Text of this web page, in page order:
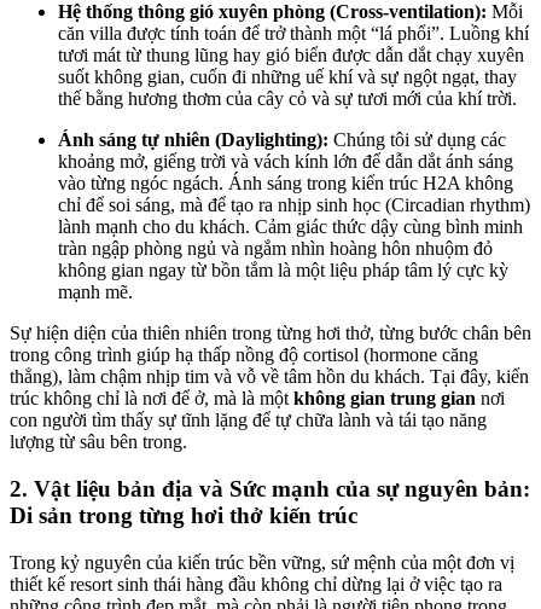
Hệ thống thông gió xuyên phòng (Cross-ventilation): Mỗi
căn villa được tính toán để trở thành một “lá phổi”. Luồng khí
tươi mát từ thung lũng hay gió biển được dẫn dắt chạy xuyên
suốt không gian, cuốn đi những uế khí và sự ngột ngạt, thay
thế bằng hương thơm của cây cỏ và sự tươi mới của khí trời.
Ánh sáng tự nhiên (Daylighting): Chúng tôi sử dụng các
khoảng mở, giếng trời và vách kính lớn để dẫn dắt ánh sáng
vào từng ngóc ngách. Ánh sáng trong kiến trúc H2A không
chỉ để soi sáng, mà để tạo ra nhịp sinh học (Circadian rhythm)
lành mạnh cho du khách. Cảm giác thức dậy cùng bình minh
tràn ngập phòng ngủ và ngắm nhìn hoàng hôn nhuộm đỏ
không gian ngay từ bồn tắm là một liệu pháp tâm lý cực kỳ
mạnh mẽ.
Sự hiện diện của thiên nhiên trong từng hơi thở, từng bước chân bên
trong công trình giúp hạ thấp nồng độ cortisol (hormone căng
thẳng), làm chậm nhịp tim và vỗ về tâm hồn du khách. Tại đây, kiến
trúc không chỉ là nơi để ở, mà là một không gian trung gian nơi
con người tìm thấy sự tĩnh lặng để tự chữa lành và tái tạo năng
lượng từ sâu bên trong.
2. Vật liệu bản địa và Sức mạnh của sự nguyên bản:
Di sản trong từng hơi thở kiến trúc
Trong kỷ nguyên của kiến trúc bền vững, sứ mệnh của một đơn vị
thiết kế resort sinh thái hàng đầu không chỉ dừng lại ở việc tạo ra